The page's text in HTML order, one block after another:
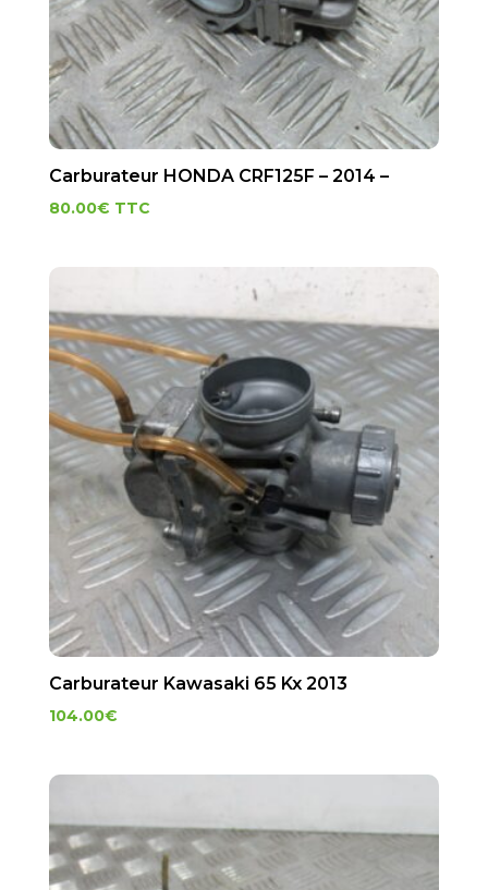
Carburateur HONDA CRF125F – 2014 –
80.00€ TTC
Carburateur Kawasaki 65 Kx 2013
104.00€